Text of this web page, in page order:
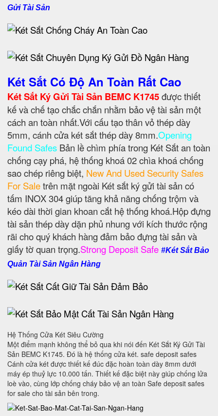
Gửi Tài Sản
Két Sắt Có Độ An Toàn Rất Cao
Két Sắt Ký Gửi Tài Sản BEMC K1745được thiết
kế và chế tạo chắc chắn nhằm bảo vệ tài sản một
cách an toàn nhất.Với cấu tạo thân vỏ thép dày
5mm, cánh cửa két sắt thép dày 8mm.Opening
Found Safes Bản lề chìm phía trong Két Sắt an toàn
chống cạy phá, hệ thống khoá 02 chìa khoá chống
sao chép riêng biệt, New And Used Security Safes
For Saletrên mặt ngoài Két sắt ký gửi tài sản có
tấm INOX 304 giúp tăng khả năng chống trộm và
kéo dài thời gian khoan cắt hệ thống khoá.Hộp đựng
tài sản thép dày dặn phủ nhung với kích thước rộng
rãi cho quý khách hàng đảm bảo đựng tài sản và
giấy tờ quan trọng.Strong Deposit Safe #Két Sắt Bảo
Quản Tài Sản Ngân Hàng
Hệ Thống Cửa Két Siêu Cường
Một điểm mạnh không thể bỏ qua khi nói đến Két Sắt Ký Gửi Tài
Sản BEMC K1745. Đó là hệ thống cửa két. safe deposit safes
Cánh cửa két được thiết kế đúc đặc hoàn toàn dày 8mm dưới
máy ép thuỷ lực 10.000 tấn. Thiết kế đặc biệt này giúp chống lửa
loè vào, cùng lớp chống cháy bảo vệ an toàn Safe deposit safes
for sale cho tài sản bên trong.